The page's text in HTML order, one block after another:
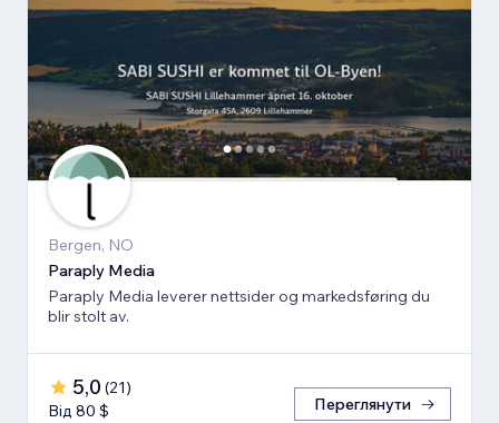
Bergen, NO
Paraply Media
Paraply Media leverer nettsider og markedsføring du
blir stolt av.
5,0 (21)
Від 80 $
Переглянути